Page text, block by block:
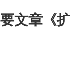
文章《